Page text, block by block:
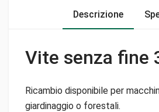
Descrizione
Vite senza fine
Ricambio disponibile per
giardinaggio o forestali.